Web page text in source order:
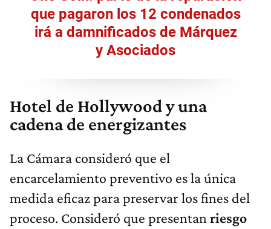
que pagaron los 12 condenados
irá a damnificados de Márquez
y Asociados
Hotel de Hollywood y una
cadena de energizantes
La Cámara consideró que el
encarcelamiento preventivo es la única
medida eficaz para preservar los fines del
proceso. Consideró que presentan riesgo